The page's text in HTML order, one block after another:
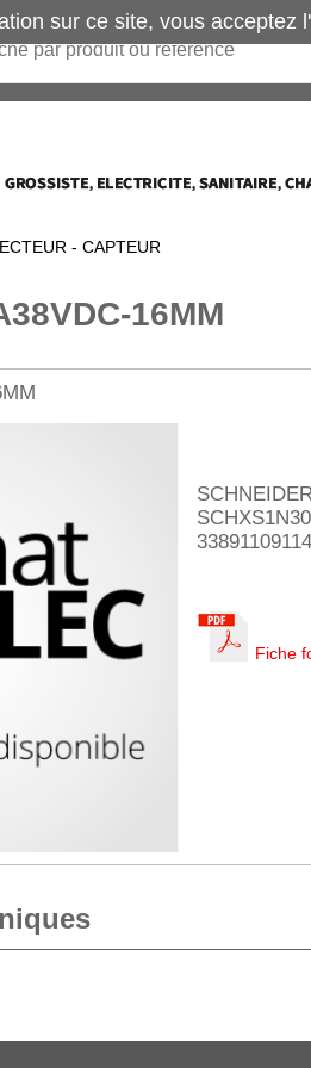
- CAPTEUR
16MM
Fiche
sur ce site, vous